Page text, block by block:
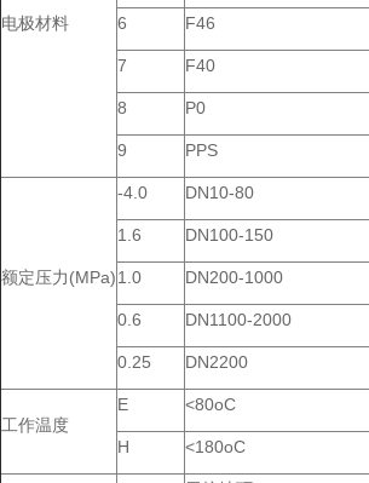
电极材料 6 F46
7 F40
8 P0
9 PPS
额定压力(MPa)
-4.0 DN10-80
1.6 DN100-150
1.0 DN200-1000
0.6 DN1100-2000
0.25 DN2200
工作温度
E <80oC
H <180oC